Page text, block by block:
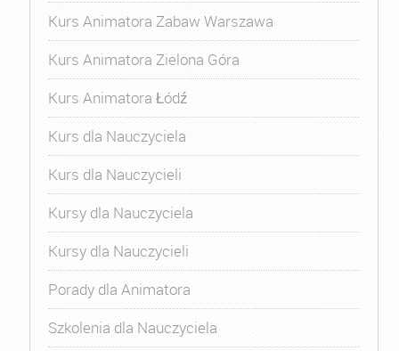
Kurs Animatora Zabaw Warszawa
Kurs Animatora Zielona Góra
Kurs Animatora Łódź
Kurs dla Nauczyciela
Kurs dla Nauczycieli
Kursy dla Nauczyciela
Kursy dla Nauczycieli
Porady dla Animatora
Szkolenia dla Nauczyciela